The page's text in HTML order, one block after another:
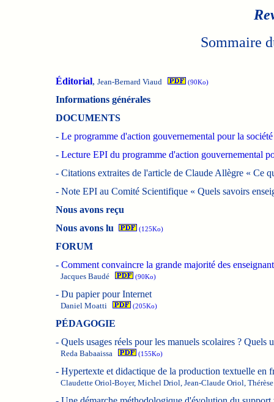
Sommaire
Éditorial, Jean-Bernard Viaud (90Ko)
Informations générales
DOCUMENTS
- Le programme d'action gouvernemental pour la
- Lecture EPI du programme d'action gouvernemental
- Citations extraites de l'article de Claude Allègre « Ce
- Note EPI au Comité Scientifique « Quels savoirs
Nous avons reçu
Nous avons lu
(125Ko)
FORUM
- Comment convaincre la grande majorité des
Jacques Baudé (90Ko)
- Du papier pour Internet
Daniel Moatti (205Ko)
PÉDAGOGIE
- Quels usages réels pour les manuels scolaires ? Quels
Reda Babaaissa (155Ko)
- Hypertexte et didactique de la production textuelle en
Claudette Oriol-Boyer, Michel Driol, Jean-Claude Oriol,